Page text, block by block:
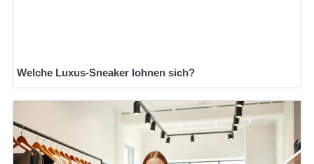
Welche Luxus-Sneaker lohnen sich?